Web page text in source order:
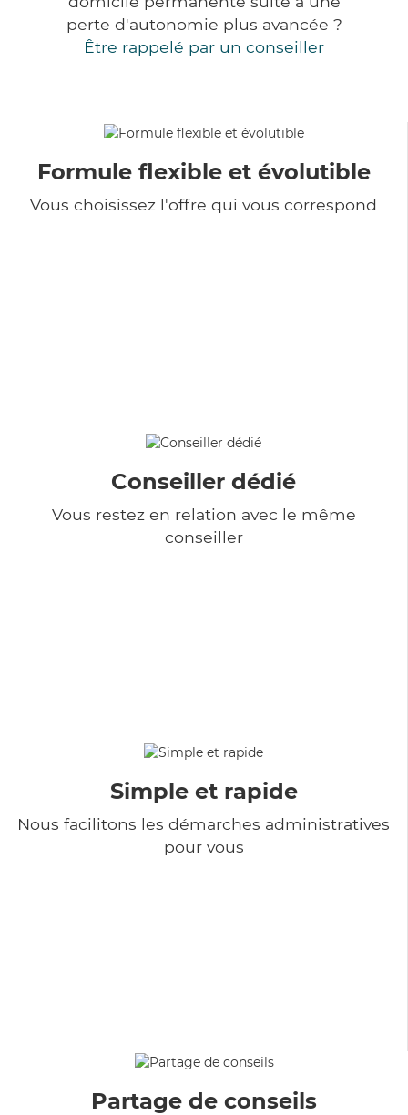
perte d'autonomie plus avancée ?
Être rappelé par un conseiller
Formule flexible et évolutible
Vous choisissez l'offre qui vous correspond
Conseiller dédié
Vous restez en relation avec le même
conseiller
Simple et rapide
Nous facilitons les démarches administratives
pour vous
Partage de conseils